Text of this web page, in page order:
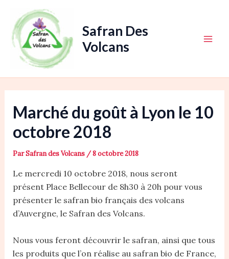
contenu
Safran Des
Volcans
Marché du goût à Lyon le 10
octobre 2018
ParSafran des Volcans /8 octobre 2018
Le mercredi 10 octobre 2018, nous seront
présent Place Bellecour de 8h30 à 20h pour vous
présenter le safran bio français des volcans
d’Auvergne, le Safran des Volcans.
Nous vous feront découvrir le safran, ainsi que tous
les produits que l’on réalise au safran bio de France,